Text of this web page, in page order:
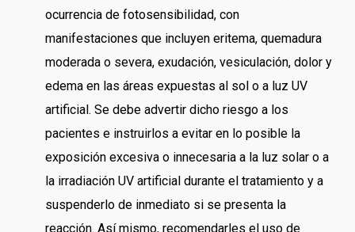
ocurrencia de fotosensibilidad, con
manifestaciones que incluyen eritema, quemadura
moderada o severa, exudación, vesiculación, dolor y
edema en las áreas expuestas al sol o a luz UV
artificial. Se debe advertir dicho riesgo a los
pacientes e instruirlos a evitar en lo posible la
exposición excesiva o innecesaria a la luz solar o a
la irradiación UV artificial durante el tratamiento y a
suspenderlo de inmediato si se presenta la
reacción. Así mismo, recomendarles el uso de